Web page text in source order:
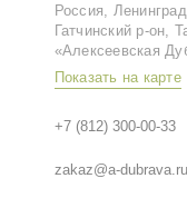
Россия,
Гатчинский р‑он,
«Алексеевская
Показать на карте
+7 (812) 300-00-33
zakaz@a-dubrava.ru